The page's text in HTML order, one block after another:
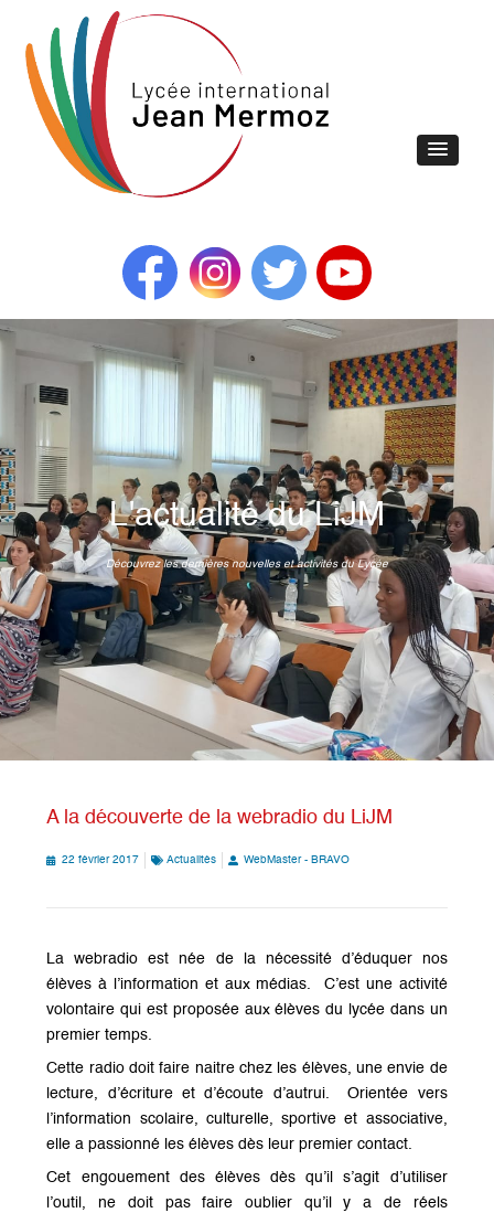
L'actualité du LiJM
Découvrez les dernières nouvelles et activités du Lycée
A la découverte de la webradio du LiJM
22 février 2017 Actualités WebMaster - BRAVO
La webradio est née de la nécessité d’éduquer nos
élèves à l’information et aux médias. C’est une activité
volontaire qui est proposée aux élèves du lycée dans un
premier temps.
Cette radio doit faire naitre chez les élèves, une envie de
lecture, d’écriture et d’écoute d’autrui. Orientée vers
l’information scolaire, culturelle, sportive et associative,
elle a passionné les élèves dès leur premier contact.
Cet engouement des élèves dès qu’il s’agit d’utiliser
l’outil, ne doit pas faire oublier qu’il y a de réels